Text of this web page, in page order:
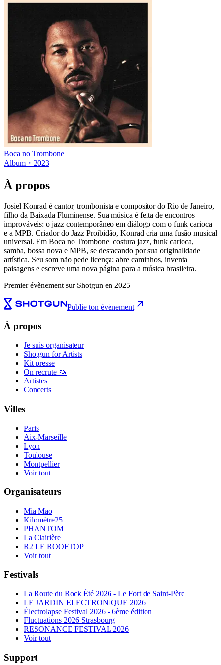
Boca no Trombone
Album ・ 2023
À propos
Josiel Konrad é cantor, trombonista e compositor do Rio de Janeiro,
filho da Baixada Fluminense. Sua música é feita de encontros
improváveis: o jazz contemporâneo em diálogo com o funk carioca
e a MPB. Criador do Jazz Proibidão, Konrad cria uma fusão musical
universal. Em Boca no Trombone, costura jazz, funk carioca,
samba, bossa nova e MPB, se destacando por sua originalidade
artística. Seu som não pede licença: abre caminhos, inventa
paisagens e escreve uma nova página para a música brasileira.
Premier évènement sur Shotgun en 2025
Publie ton évènement
À propos
Je suis organisateur
Shotgun for Artists
Kit presse
On recrute 🦄
Artistes
Concerts
Villes
Paris
Aix-Marseille
Lyon
Toulouse
Montpellier
Voir tout
Organisateurs
Mia Mao
Kilomètre25
PHANTOM
La Clairière
R2 LE ROOFTOP
Voir tout
Festivals
La Route du Rock Été 2026 - Le Fort de Saint-Père
LE JARDIN ELECTRONIQUE 2026
Électrolapse Festival 2026 - 6ème édition
Fluctuations 2026 Strasbourg
RESONANCE FESTIVAL 2026
Voir tout
Support